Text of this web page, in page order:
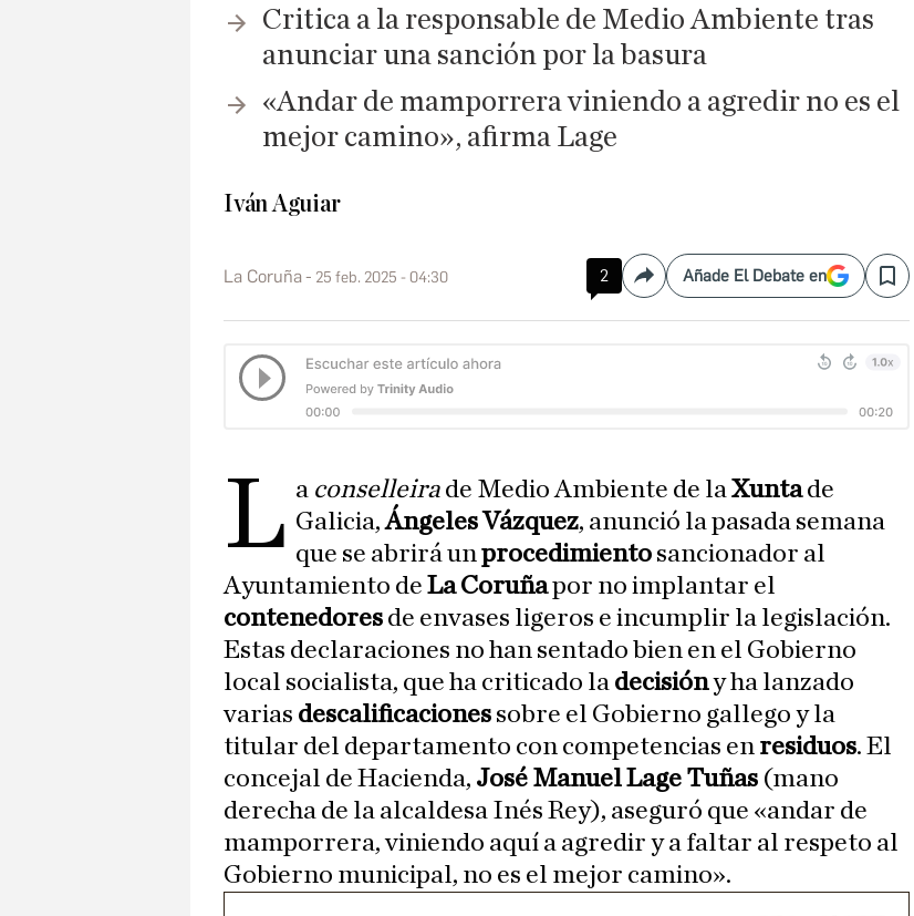
Critica a la responsable de Medio Ambiente tras
anunciar una sanción por la basura
«Andar de mamporrera viniendo a agredir​ no es el
mejor camino», afirma Lage
Iván Aguiar
La Coruña 25 feb. 2025 - 04:30 2 CompartirAñade El Debate en Save
L a conselleira de Medio Ambiente de laXuntade
Galicia,Ángeles Vázquez, anunció la pasada semana
que se abrirá unprocedimiento sancionador al
Ayuntamiento de La Coruñapor no implantar el
contenedores de envases ligeros e incumplir la legislación.
Estas declaraciones no han sentado bien en el Gobierno
local socialista, que ha criticado la decisióny ha lanzado
varias descalificaciones sobre el Gobierno gallego y la
titular del departamento con competencias en residuos. El
concejal de Hacienda, José Manuel Lage Tuñas (mano
derecha de la alcaldesa Inés Rey), aseguró que «andar de
mamporrera, viniendo aquí a agredir y a faltar al respeto al
Gobierno municipal, no es el mejor camino».